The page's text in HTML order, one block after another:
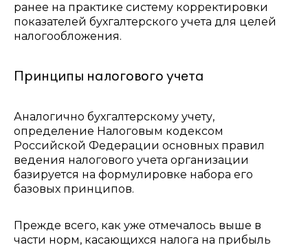
ранее на практике систему корректировки
показателей бухгалтерского учета для целей
налогообложения.
Принципы налогового учета
Аналогично бухгалтерскому учету,
определение Налоговым кодексом
Российской Федерации основных правил
ведения налогового учета организации
базируется на формулировке набора его
базовых принципов.
Прежде всего, как уже отмечалось выше в
части норм, касающихся налога на прибыль